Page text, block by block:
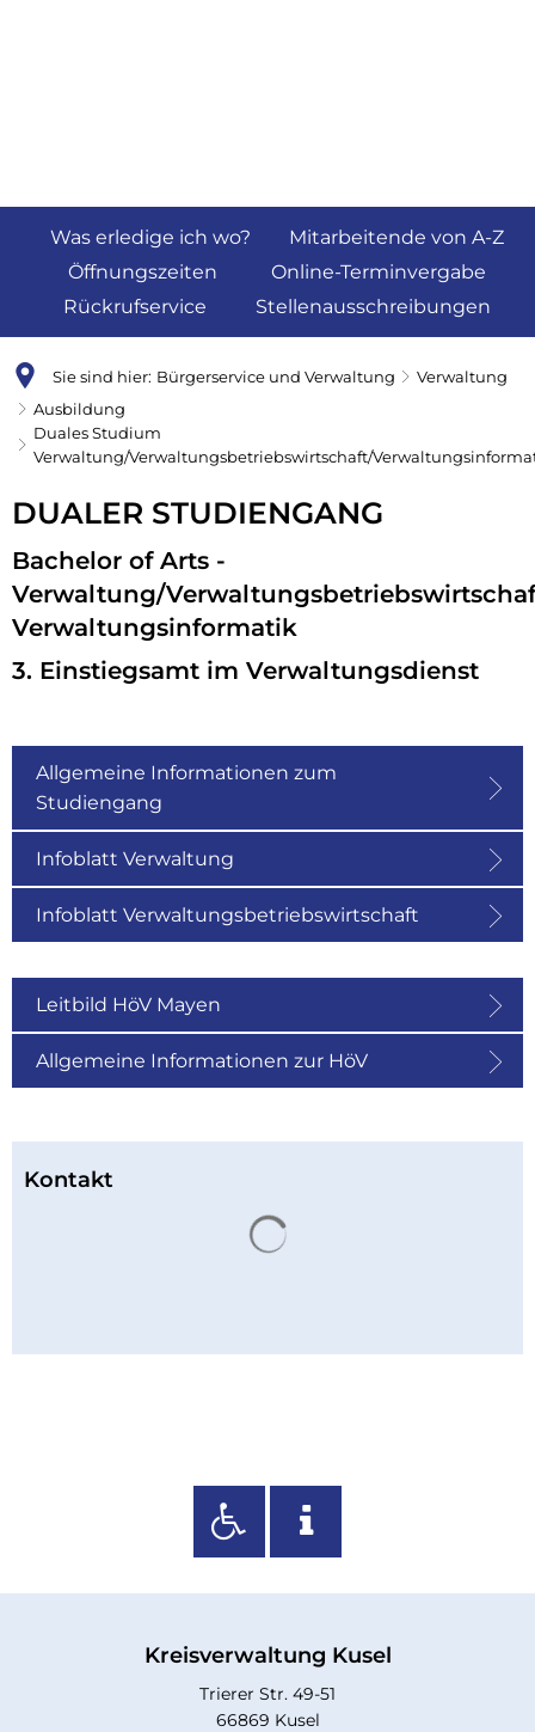
Was erledige ich wo?
Mitarbeitende von A-Z
Öffnungszeiten
Online-Terminvergabe
Rückrufservice
Stellenausschreibungen
Sie sind hier: Bürgerservice und Verwaltung
Verwaltung
Ausbildung
Duales Studium
Verwaltung/Verwaltungsbetriebswirtschaft/
Duales
Studium
Verwaltung/
DUALER STUDIENGANG
Bachelor of Arts -
Verwaltung/
Verwaltungsinformatik
3. Einstiegsamt im Verwaltungsdienst
Allgemeine Informationen zum
Studiengang
Infoblatt Verwaltung
Infoblatt Verwaltungsbetriebswirtschaft
Leitbild HöV Mayen
Allgemeine Informationen zur HöV
Kontakt
Kreisverwaltung Kusel
Trierer Str. 49-51
66869 Kusel